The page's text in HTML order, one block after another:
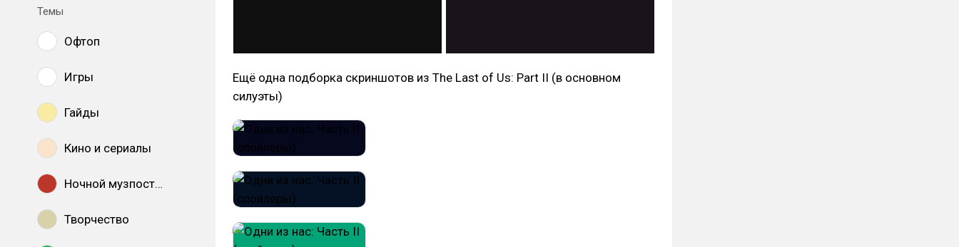
Темы
Офтоп
Игры
Гайды
Кино и сериалы
Ночной музпостинг
Творчество
Ещё одна подборка скриншотов из The Last of Us: Part II (в основном
силуэты)